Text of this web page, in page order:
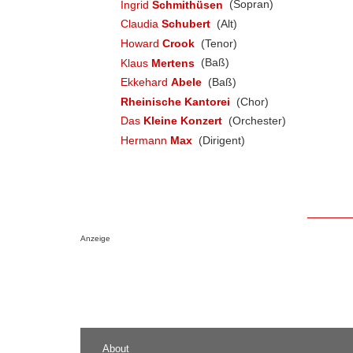
Ingrid Schmithüsen
(Sopran)
Claudia Schubert (Alt)
Howard Crook (Tenor)
Klaus Mertens (Baß)
Ekkehard Abele (Baß)
Rheinische Kantorei
(Chor)
Das Kleine Konzert (Orchester)
Hermann Max (Dirigent)
Anzeige
About